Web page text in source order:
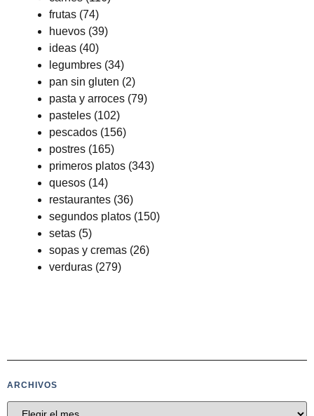
frutas (74)
huevos (39)
ideas (40)
legumbres (34)
pan sin gluten (2)
pasta y arroces (79)
pasteles (102)
pescados (156)
postres (165)
primeros platos (343)
quesos (14)
restaurantes (36)
segundos platos (150)
setas (5)
sopas y cremas (26)
verduras (279)
ARCHIVOS